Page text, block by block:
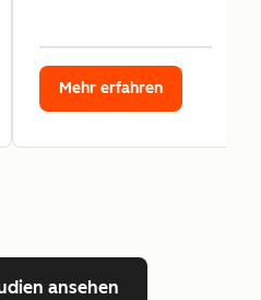
Mehr erfahren
ansehen